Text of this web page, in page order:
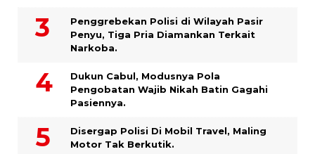
Penggrebekan Polisi di Wilayah Pasir
Penyu, Tiga Pria Diamankan Terkait
Narkoba.
Dukun Cabul, Modusnya Pola
Pengobatan Wajib Nikah Batin Gagahi
Pasiennya.
Disergap Polisi Di Mobil Travel, Maling
Motor Tak Berkutik.